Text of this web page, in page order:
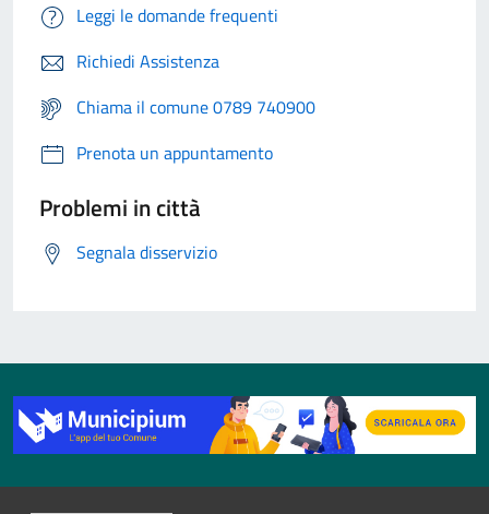
Leggi le domande frequenti
Richiedi Assistenza
Chiama il comune 0789 740900
Prenota un appuntamento
Problemi in città
Segnala disservizio